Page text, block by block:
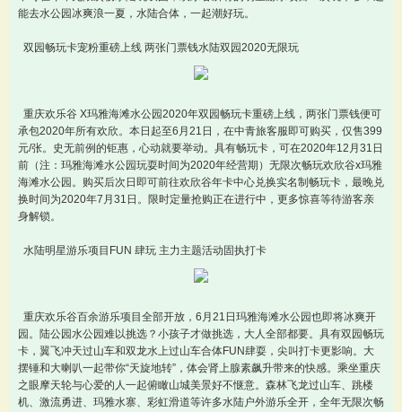
能去水公园冰爽浪一夏，水陆合体，一起潮好玩。
双园畅玩卡宠粉重磅上线 两张门票钱水陆双园2020无限玩
重庆欢乐谷 X玛雅海滩水公园2020年双园畅玩卡重磅上线，两张门票钱便可
承包2020年所有欢欣。本日起至6月21日，在中青旅客服即可购买，仅售399
元/张。史无前例的钜惠，心动就要举动。具有畅玩卡，可在2020年12月31日
前（注：玛雅海滩水公园玩耍时间为2020年经营期）无限次畅玩欢欣谷x玛雅
海滩水公园。购买后次日即可前往欢欣谷年卡中心兑换实名制畅玩卡，最晚兑
换时间为2020年7月31日。限时定量抢购正在进行中，更多惊喜等待游客亲
身解锁。
水陆明星游乐项目FUN 肆玩 主力主题活动固执打卡
重庆欢乐谷百余游乐项目全部开放，6月21日玛雅海滩水公园也即将冰爽开
园。陆公园水公园难以挑选？小孩子才做挑选，大人全部都要。具有双园畅玩
卡，翼飞冲天过山车和双龙水上过山车合体FUN肆耍，尖叫打卡更影响。大
摆锤和大喇叭一起带你“天旋地转”，体会肾上腺素飙升带来的快感。乘坐重庆
之眼摩天轮与心爱的人一起俯瞰山城美景好不惬意。森林飞龙过山车、跳楼
机、激流勇进、玛雅水寨、彩虹滑道等许多水陆户外游乐全开，全年无限次畅